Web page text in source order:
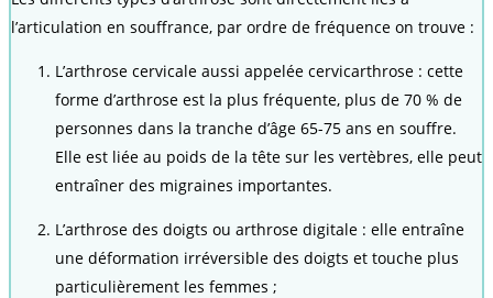
l’articulation en souffrance, par ordre de fréquence on trouve :
L’arthrose cervicale aussi appelée cervicarthrose : cette
forme d’arthrose est la plus fréquente, plus de 70 % de
personnes dans la tranche d’âge 65-75 ans en souffre.
Elle est liée au poids de la tête sur les vertèbres, elle peut
entraîner des migraines importantes.
L’arthrose des doigts ou arthrose digitale : elle entraîne
une déformation irréversible des doigts et touche plus
particulièrement les femmes ;